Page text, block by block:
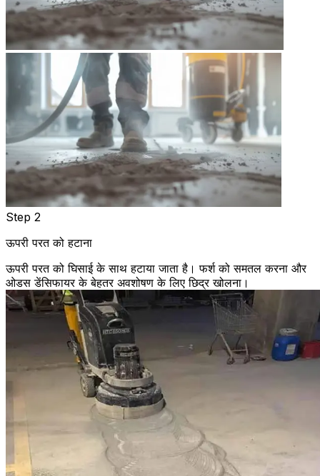
Step 2
ऊपरी परत को हटाना
ऊपरी परत को घिसाई के साथ हटाया जाता है। फर्श को समतल करना और
ओडस डेंसिफायर के बेहतर अवशोषण के लिए छिद्र खोलना।